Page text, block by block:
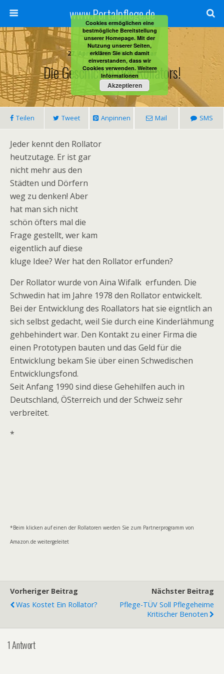
www.Portalpflege.de
27. April 2012 • 1 Kommentar
Die Geschichte Des Rollators!
Teilen Tweet Anpinnen Mail SMS
Jeder kennt den Rollator
heutzutage. Er ist gar
nicht mehr aus den
Städten und Dörfern
weg zu denken! Aber
hat man sich nicht
schön öfters mal die
Frage gestellt, wer kam
eigentlich auf diese
kluge Idee? Wer hat den Rollator erfunden?
Der Rollator wurde von Aina Wifalk erfunden. Die
Schwedin hat im Jahre 1978 den Rollator entwickelt.
Bei der Entwicklung des Roallators hat sie eigntlich an
sich selbst gedacht, weil Sie durch eine Kinderlähmung
gehbehindert war. Den Kontakt zu einer Firma die
einen Prototypen bauten und das Geld für die
Entwicklung bekam Sie über einen Schwedischen
Entwicklungsfond.
Seit Anfang 1990 sind diese Gehehilfen auch in
Deutschland, ÖSterreich und der Schweiz sehr
verbreitet.
*
*Beim klicken auf einen der Rollatoren werden Sie zum Partnerprogramm von
Amazon.de weitergeleitet
Vorheriger Beitrag
Was Kostet Ein Rollator?
Nächster Beitrag
Pflege-TÜV Soll Pflegeheime
Kritischer Benoten
1 Antwort
Cookies ermöglichen eine
bestmögliche Bereitstellung
unserer Homepage. Mit der
Nutzung unserer Seiten,
erklären Sie sich damit
einverstanden, dass wir
Cookies verwenden. Weitere
Informationen
Akzeptieren